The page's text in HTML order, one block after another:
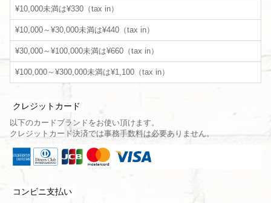
¥10,000未満は¥330（tax in）
¥10,000～¥30,000未満は¥440（tax in）
¥30,000～¥100,000未満は¥660（tax in）
¥100,000～¥300,000未満は¥1,100（tax in）
クレジットカード
以下のカードブランドをお使い頂けます。
クレジットカード決済では事務手数料は必要ありません。
コンビニ支払い